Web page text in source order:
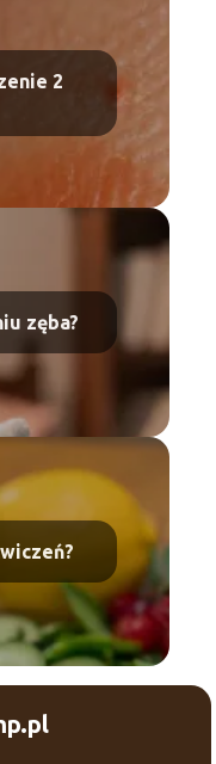
2
zęba?